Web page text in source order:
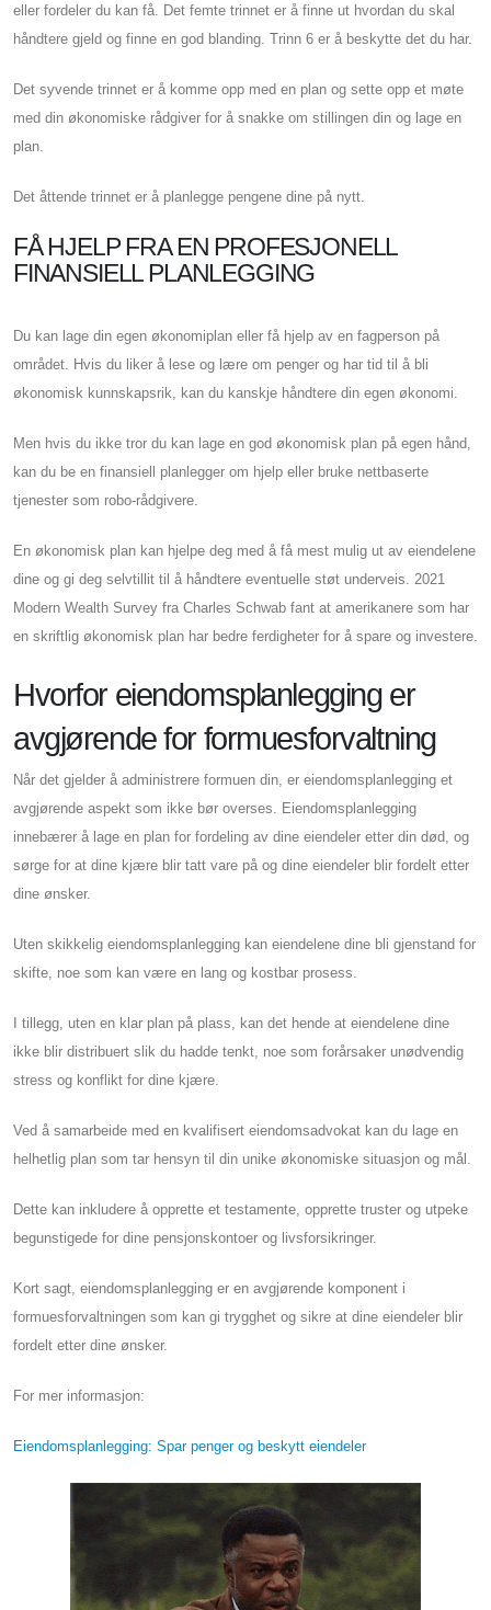
eller fordeler du kan få. Det femte trinnet er å finne ut hvordan du skal
håndtere gjeld og finne en god blanding. Trinn 6 er å beskytte det du har.
Det syvende trinnet er å komme opp med en plan og sette opp et møte
med din økonomiske rådgiver for å snakke om stillingen din og lage en
plan.
Det åttende trinnet er å planlegge pengene dine på nytt.
FÅ HJELP FRA EN PROFESJONELL
FINANSIELL PLANLEGGING
Du kan lage din egen økonomiplan eller få hjelp av en fagperson på
området. Hvis du liker å lese og lære om penger og har tid til å bli
økonomisk kunnskapsrik, kan du kanskje håndtere din egen økonomi.
Men hvis du ikke tror du kan lage en god økonomisk plan på egen hånd,
kan du be en finansiell planlegger om hjelp eller bruke nettbaserte
tjenester som robo-rådgivere.
En økonomisk plan kan hjelpe deg med å få mest mulig ut av eiendelene
dine og gi deg selvtillit til å håndtere eventuelle støt underveis. 2021
Modern Wealth Survey fra Charles Schwab fant at amerikanere som har
en skriftlig økonomisk plan har bedre ferdigheter for å spare og investere.
Hvorfor eiendomsplanlegging er
avgjørende for formuesforvaltning
Når det gjelder å administrere formuen din, er eiendomsplanlegging et
avgjørende aspekt som ikke bør overses. Eiendomsplanlegging
innebærer å lage en plan for fordeling av dine eiendeler etter din død, og
sørge for at dine kjære blir tatt vare på og dine eiendeler blir fordelt etter
dine ønsker.
Uten skikkelig eiendomsplanlegging kan eiendelene dine bli gjenstand for
skifte, noe som kan være en lang og kostbar prosess.
I tillegg, uten en klar plan på plass, kan det hende at eiendelene dine
ikke blir distribuert slik du hadde tenkt, noe som forårsaker unødvendig
stress og konflikt for dine kjære.
Ved å samarbeide med en kvalifisert eiendomsadvokat kan du lage en
helhetlig plan som tar hensyn til din unike økonomiske situasjon og mål.
Dette kan inkludere å opprette et testamente, opprette truster og utpeke
begunstigede for dine pensjonskontoer og livsforsikringer.
Kort sagt, eiendomsplanlegging er en avgjørende komponent i
formuesforvaltningen som kan gi trygghet og sikre at dine eiendeler blir
fordelt etter dine ønsker.
For mer informasjon:
Eiendomsplanlegging: Spar penger og beskytt eiendeler